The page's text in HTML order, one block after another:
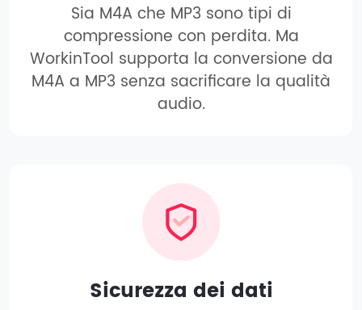
Sia M4A che MP3 sono tipi di
compressione con perdita. Ma
WorkinTool supporta la conversione da
M4A a MP3 senza sacrificare la qualità
audio.
Sicurezza dei dati